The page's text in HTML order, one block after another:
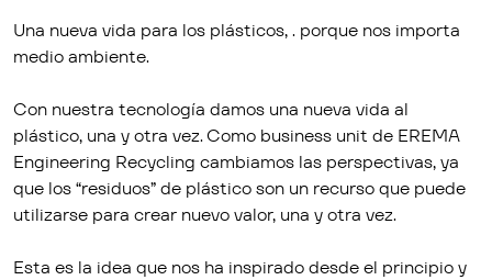
Una nueva vida para los plásticos, . porque nos importa
medio ambiente.
Con nuestra tecnología damos una nueva vida al
plástico, una y otra vez. Como business unit de EREMA
Engineering Recycling cambiamos las perspectivas, ya
que los “residuos” de plástico son un recurso que puede
utilizarse para crear nuevo valor, una y otra vez.
Esta es la idea que nos ha inspirado desde el principio y